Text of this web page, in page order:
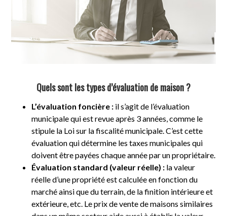
Quels sont les types d’évaluation de maison ?
L’évaluation foncière : il s’agit de l’évaluation
municipale qui est revue après 3 années, comme le
stipule la Loi sur la fiscalité municipale. C’est cette
évaluation qui détermine les taxes municipales qui
doivent être payées chaque année par un propriétaire.
Évaluation standard (valeur réelle) : la valeur
réelle d’une propriété est calculée en fonction du
marché ainsi que du terrain, de la finition intérieure et
extérieure, etc. Le prix de vente de maisons similaires